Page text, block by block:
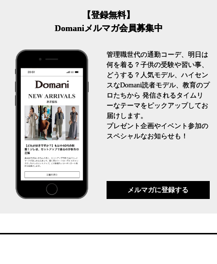
【登録無料】
Domaniメルマガ会員募集中
管理職世代の通勤コーデ、明日は
何を着る？子供の受験や習い事、
どうする？人気モデル、ハイセン
スなDomani読者モデル、教育のプ
ロたちから 発信されるタイムリ
ーなテーマをピックアップしてお
届けします。
プレゼント企画やイベント参加の
スペシャルなお知らせも！
メルマガに登録する